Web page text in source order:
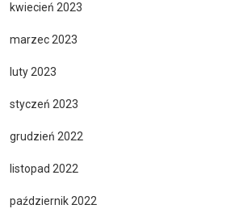
kwiecień 2023
marzec 2023
luty 2023
styczeń 2023
grudzień 2022
listopad 2022
październik 2022